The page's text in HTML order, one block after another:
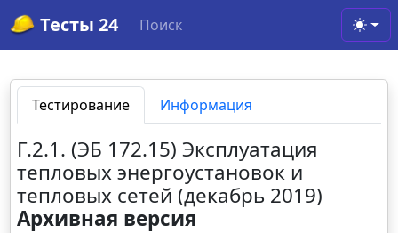
Тесты 24 Поиск
Тестирование Информация
Г.2.1. (ЭБ 172.15) Эксплуатация
тепловых энергоустановок и
тепловых сетей (декабрь 2019)
Архивная версия